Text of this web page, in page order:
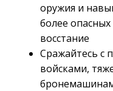
оружия и
более
восстание
Сражайтесь с
войсками,